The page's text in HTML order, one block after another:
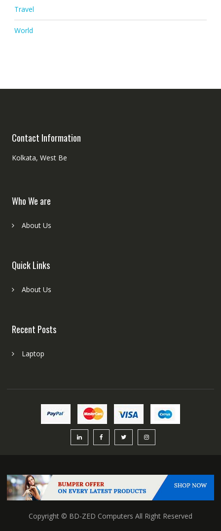
Travel
World
Contact Information
Kolkata, West Be
Who We are
About Us
Quick Links
About Us
Recent Posts
Laptop
Copyright © BD-ZED Computers All Right Reserved